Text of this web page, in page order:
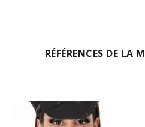
RÉFÉRENCES DE LA